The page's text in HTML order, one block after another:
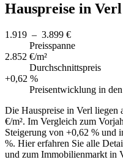
Hauspreise in Verl
1.919 – 3.899 €
Preisspanne
2.852 €/m²
Durchschnittspreis
+0,62 %
Preisentwicklung in
Die Hauspreise in Verl liegen
€/m². Im Vergleich zum
Steigerung von +0,62 % und
%. Hier erfahren Sie alle
und zum Immobilienmarkt in